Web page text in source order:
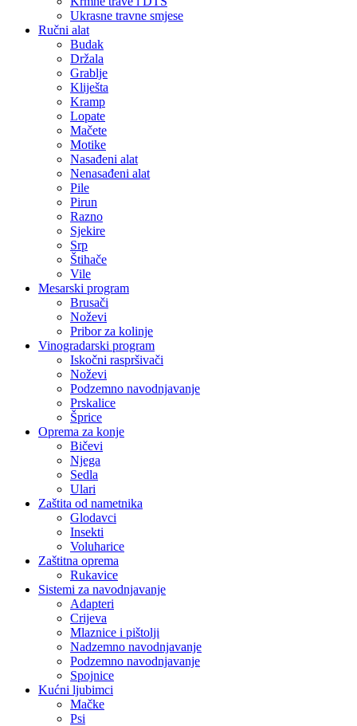
Ukrasne travne smjese
Ručni alat
Budak
Držala
Grablje
Kliješta
Kramp
Lopate
Mačete
Motike
Nasađeni alat
Nenasađeni alat
Pile
Pirun
Razno
Sjekire
Srp
Štihače
Vile
Mesarski program
Brusači
Noževi
Pribor za kolinje
Vinogradarski program
Iskočni raspršivači
Noževi
Podzemno navodnjavanje
Prskalice
Šprice
Oprema za konje
Bičevi
Njega
Sedla
Ulari
Zaštita od nametnika
Glodavci
Insekti
Voluharice
Zaštitna oprema
Rukavice
Sistemi za navodnjavanje
Adapteri
Crijeva
Mlaznice i pištolji
Nadzemno navodnjavanje
Podzemno navodnjavanje
Spojnice
Kućni ljubimci
Mačke
Psi